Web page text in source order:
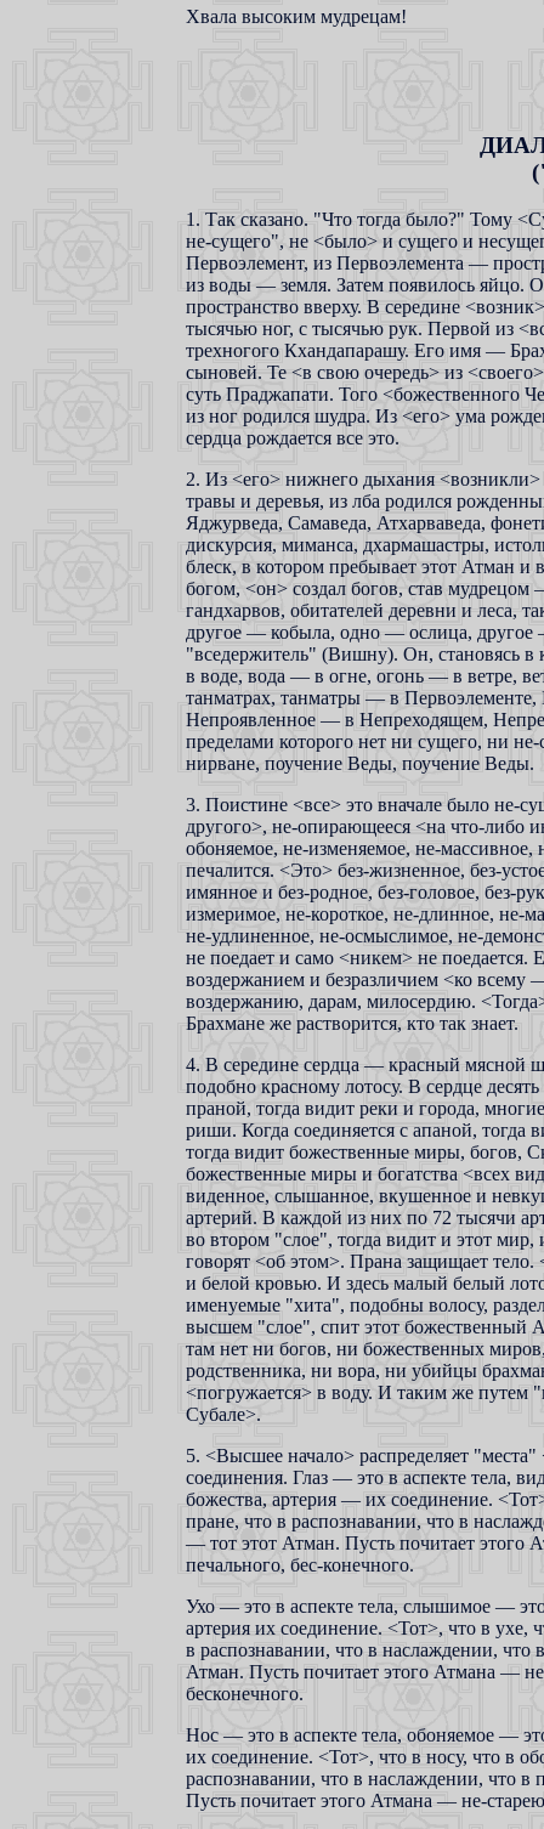
Хвала высоким мудрецам!
1. Так сказано. "Что тогда было?" Тому
не-сущего", не <было> и сущего и
Первоэлемент, из Первоэлемента —
из воды — земля. Затем появилось яйцо.
пространство вверху. В середине
тысячью ног, с тысячью рук. Первой из
трехногого Кхандапарашу. Его имя —
сыновей. Те <в свою очередь> из
суть Праджапати. Того <божественного
из ног родился шудра. Из <его> ума
сердца рождается все это.
2. Из <его> нижнего дыхания
травы и деревья, из лба родился
Яджурведа, Самаведа, Атхарваведа,
дискурсия, миманса, дхармашастры,
блеск, в котором пребывает этот Атман
богом, <он> создал богов, став
гандхарвов, обитателей деревни и
другое — кобыла, одно — ослица,
"вседержитель" (Вишну). Он, становясь в
в воде, вода — в огне, огонь — в ветре,
танматрах, танматры — в
Непроявленное — в Непреходящем,
пределами которого нет ни сущего, ни
нирване, поучение Веды, поучение Веды.
3. Поистине <все> это вначале было не-
другого>, не-опирающееся <на что-либо
обоняемое, не-изменяемое, не-
печалится. <Это> без-жизненное, без-
имянное и без-родное, без-головое, без-
измеримое, не-короткое, не-длинное, не-
не-удлиненное, не-осмыслимое, не-
не поедает и само <никем> не поедается.
воздержанием и безразличием <ко всему
воздержанию, дарам, милосердию.
Брахмане же растворится, кто так знает.
4. В середине сердца — красный мясной
подобно красному лотосу. В сердце
праной, тогда видит реки и города,
риши. Когда соединяется с апаной, тогда
тогда видит божественные миры, богов,
божественные миры и богатства <всех
виденное, слышанное, вкушенное и
артерий. В каждой из них по 72 тысячи
во втором "слое", тогда видит и этот
говорят <об этом>. Прана защищает
и белой кровью. И здесь малый белый
именуемые "хита", подобны волосу,
высшем "слое", спит этот божественный
там нет ни богов, ни божественных
родственника, ни вора, ни убийцы
<погружается> в воду. И таким же путем
Субале>.
5. <Высшее начало> распределяет
соединения. Глаз — это в аспекте тела,
божества, артерия — их соединение.
пране, что в распознавании, что в
— тот этот Атман. Пусть почитает этого
печального, бес-конечного.
Ухо — это в аспекте тела, слышимое —
артерия их соединение. <Тот>, что в ухе,
в распознавании, что в наслаждении, что
Атман. Пусть почитает этого Атмана —
бесконечного.
Нос — это в аспекте тела, обоняемое —
их соединение. <Тот>, что в носу, что в
распознавании, что в наслаждении, что в
Пусть почитает этого Атмана — не-